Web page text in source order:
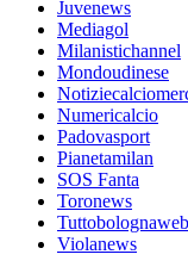
Juvenews
Mediagol
Milanistichannel
Mondoudinese
Numericalcio
Padovasport
Pianetamilan
SOS Fanta
Toronews
Tuttobolognaweb
Violanews